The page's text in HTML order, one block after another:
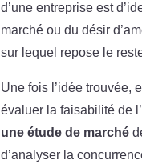
d’une entreprise est
marché ou du désir
sur lequel repose le
Une fois l’idée trouvée,
évaluer la faisabilité de
une étude de marché
d’analyser la